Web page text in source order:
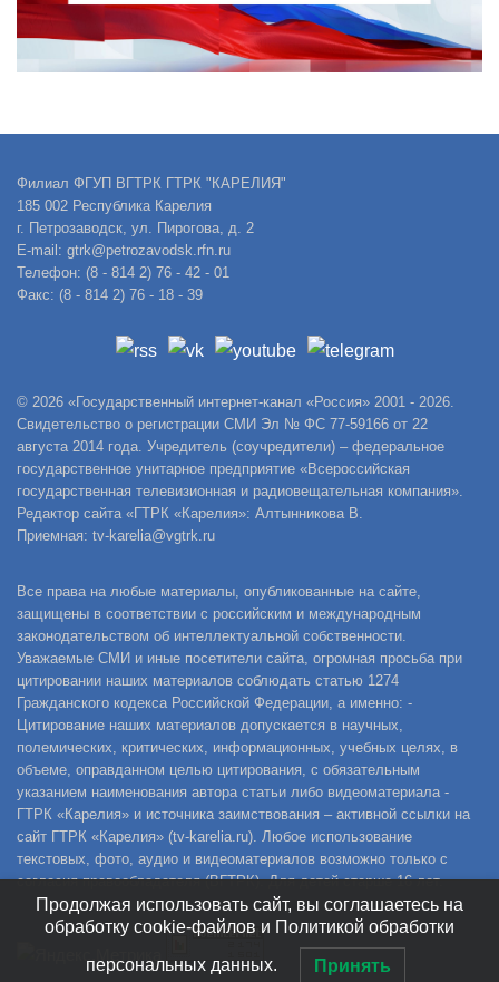
Филиал ФГУП ВГТРК ГТРК "КАРЕЛИЯ"
185 002 Республика Карелия
г. Петрозаводск, ул. Пирогова, д. 2
E-mail: gtrk@petrozavodsk.rfn.ru
Телефон: (8 - 814 2) 76 - 42 - 01
Факс: (8 - 814 2) 76 - 18 - 39
© 2026 «Государственный интернет-канал «Россия» 2001 - 2026.
Свидетельство о регистрации СМИ Эл № ФС 77-59166 от 22
августа 2014 года. Учредитель (соучредители) – федеральное
государственное унитарное предприятие «Всероссийская
государственная телевизионная и радиовещательная компания».
Редактор сайта «ГТРК «Карелия»: Алтынникова В.
Приемная: tv-karelia@vgtrk.ru
Все права на любые материалы, опубликованные на сайте,
защищены в соответствии с российским и международным
законодательством об интеллектуальной собственности.
Уважаемые СМИ и иные посетители сайта, огромная просьба при
цитировании наших материалов соблюдать статью 1274
Гражданского кодекса Российской Федерации, а именно: -
Цитирование наших материалов допускается в научных,
полемических, критических, информационных, учебных целях, в
объеме, оправданном целью цитирования, с обязательным
указанием наименования автора статьи либо видеоматериала -
ГТРК «Карелия» и источника заимствования – активной ссылки на
сайт ГТРК «Карелия» (tv-karelia.ru). Любое использование
текстовых, фото, аудио и видеоматериалов возможно только с
согласия правообладателя (ВГТРК). Для детей старше 16 лет.
Продолжая использовать сайт, вы соглашаетесь на
обработку cookie-файлов и Политикой обработки
персональных данных. Принять